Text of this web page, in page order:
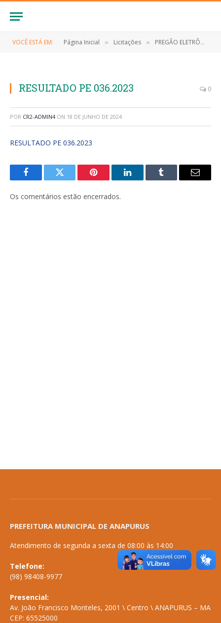
VOCÊ ESTÁ EM: Página Inicial » Licitações » PREGÃO ELETRÔNICO Nº 036/2023 (FORMAÇÃO DE REGISTRO DE PREÇOS PARA AQUISIÇÃO DE COMBUSTÍVEL E ÓLEOS LUBRIFICANTES PARA ATENDER AS NECESSIDADES DA FROTA DE VEÍCULOS DA PREFEITURA MUNICIPAL DE ANAPURUS/MA)
RESULTADO PE 036.2023 0
POR CR2-ADMIN4 ON 18 DE JUNHO DE 2024
RESULTADO PE 036.2023
FacebookTwitter Pinterest LinkedInTumblr
E-
Os comentários estão encerrados.
PREFEITURA MUNICIPAL DE ANAPURUS
Atendimento de segunda a sexta de 08:00 às 14:00
Telefone:
(98) 98408-9977
Presencial:
Av. João Francisco Monteles, 2001 \ Centro \ ANAPURUS – MA
CEP: 65525000